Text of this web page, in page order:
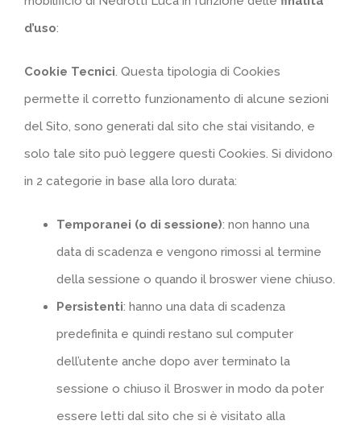
d’uso:
Cookie Tecnici . Questa tipologia di Cookies
permette il corretto funzionamento di alcune sezioni
del Sito, sono generati dal sito che stai visitando, e
solo tale sito può leggere questi Cookies. Si dividono
in 2 categorie in base alla loro durata:
Temporanei (o di sessione): non hanno una
data di scadenza e vengono rimossi al termine
della sessione o quando il broswer viene chiuso.
Persistenti: hanno una data di scadenza
predefinita e quindi restano sul computer
dell’utente anche dopo aver terminato la
sessione o chiuso il Broswer in modo da poter
essere letti dal sito che si è visitato alla